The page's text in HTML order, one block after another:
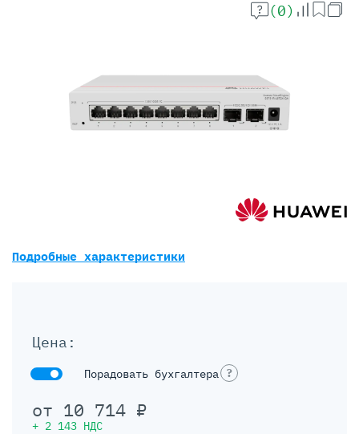
(0)
Цена:
Порадовать бухгалтера ?
от 10 714 ₽
+ 2 143 НДС
Подробные характеристики